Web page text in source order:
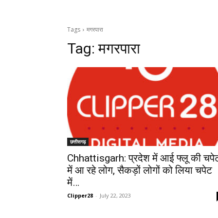
Tags मगरपारा
Tag:मगरपारा
छत्तीसगढ़
Chhattisgarh: प्रदेश में आई फ्लू की
में आ रहे लोग, सैकड़ों लोगों को लिया चपेट
में…
Clipper28 - July 22, 2023